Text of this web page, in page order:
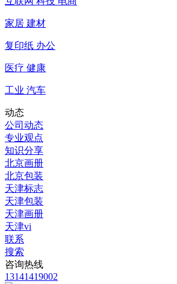
家居 建材
复印纸 办公
医疗 健康
工业 汽车
动态
公司动态
专业观点
知识分享
北京画册
北京包装
天津标志
天津包装
天津画册
天津vi
联系
搜索
咨询热线
13141419002